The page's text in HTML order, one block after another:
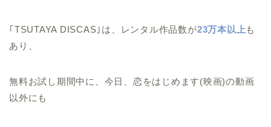
｢TSUTAYA DISCAS｣は、レンタル作品数が23万本以上 も
あり、
無料お試し期間中に、今日、恋をはじめます(映画)の動画
以外にも